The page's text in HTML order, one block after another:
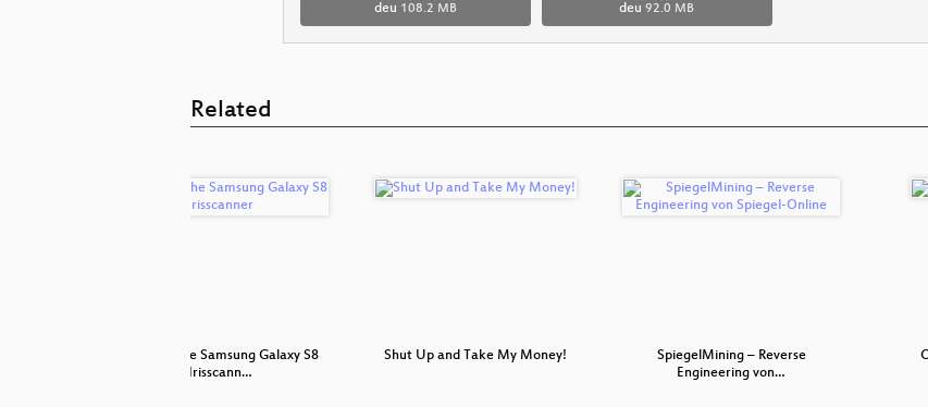
deu 108.2 MB deu 92.0 MB
Related
Hacking the Samsung Galaxy S8
Irisscann…
Shut Up and Take My Money!
SpiegelMining – Reverse
Engineering von…